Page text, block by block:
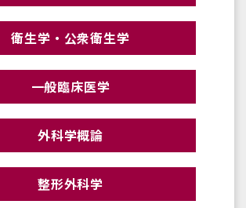
衛生学・公衆衛生学
一般臨床医学
外科学概論
整形外科学